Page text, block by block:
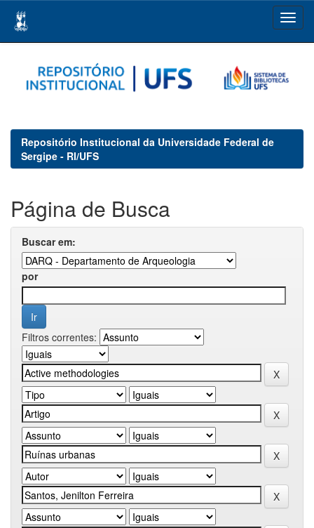
navigation
Repositório Institucional da Universidade Federal de
Sergipe - RI/UFS
Página de Busca
Buscar em:
por
Filtros correntes: